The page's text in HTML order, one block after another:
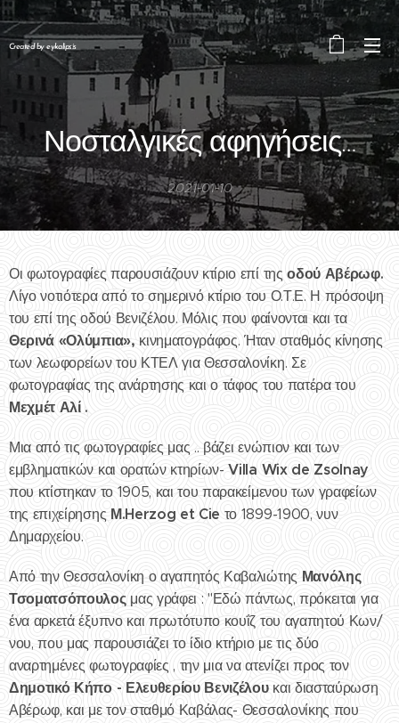
Created by eykalipsis
Νοσταλγικές αφηγήσεις…
2021-01-10
Οι φωτογραφίες παρουσιάζουν κτίριο επί τηςοδού Αβέρωφ.
Λίγο νοτιότερα από το σημερινό κτίριο του Ο.Τ.Ε. Η πρόσοψη
του επί της οδού Βενιζέλου. Μόλις που φαίνονται και τα
Θερινά «Ολύμπια», κινηματογράφος. Ήταν σταθμός κίνησης
των λεωφορείων του ΚΤΕΛ για Θεσσαλονίκη. Σε
φωτογραφίας της ανάρτησης και ο τάφος του πατέρα του
Μεχμέτ Αλί .
Μια από τις φωτογραφίες μας .. βάζει ενώπιον και των
εμβληματικών και ορατών κτηρίων-Villa Wix de Zsolnay
που κτίστηκαν το 1905, και του παρακείμενου των γραφείων
της επιχείρησης Μ.Herzog et Cie το 1899-1900, νυν
Δημαρχείου.
Από την Θεσσαλονίκη ο αγαπητός Καβαλιώτης Μανόλης
Τσοματσόπουλοςμας γράφει : "Εδώ πάντως, πρόκειται για
ένα αρκετά έξυπνο και πρωτότυπο κουΐζ του αγαπητού Κων/
νου, που μας παρουσιάζει το ίδιο κτήριο με τις δύο
αναρτημένες φωτογραφίες , την μια να ατενίζει προς τον
Δημοτικό Κήπο - Ελευθερίου Βενιζέλουκαι διασταύρωση
Αβέρωφ, και με τον σταθμό Καβάλας- Θεσσαλονίκης που